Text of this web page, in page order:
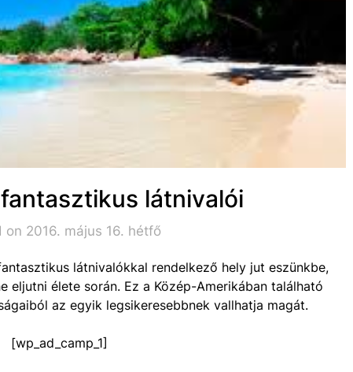
látnivalói
on 2016. május 16. hétfő
látnivalókkal rendelkező hely jut eszünkbe,
eljutni élete során. Ez a Közép-Amerikában található
az egyik legsikeresebbnek vallhatja magát.
[wp_ad_camp_1]